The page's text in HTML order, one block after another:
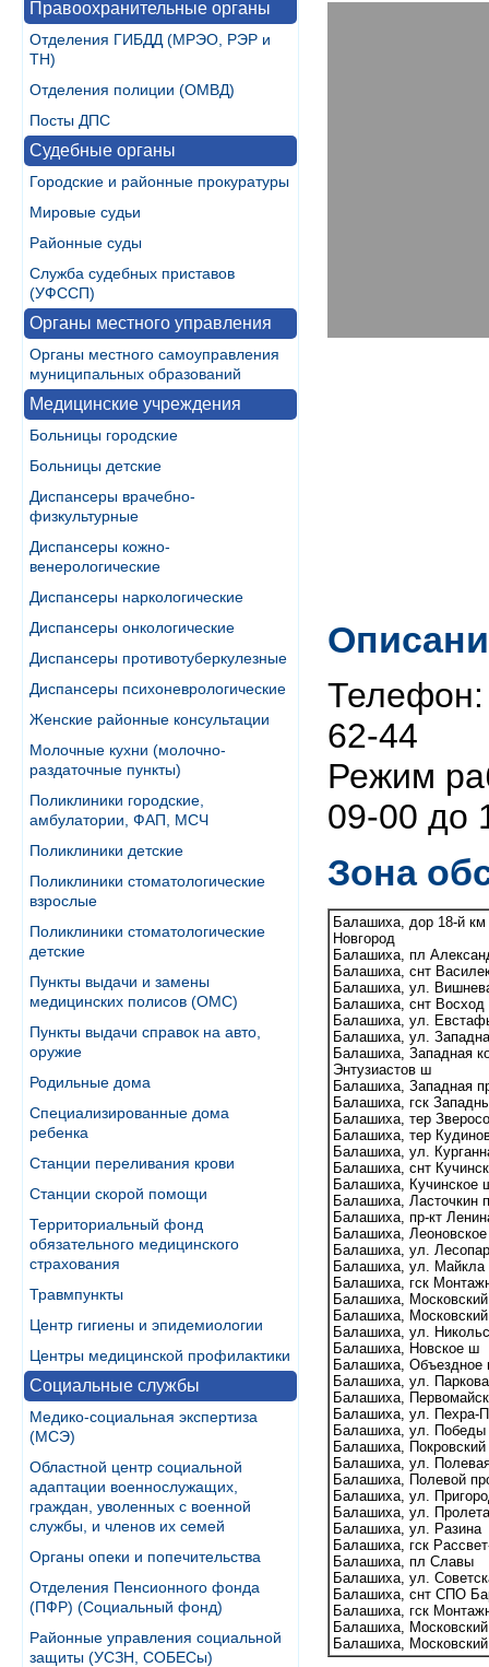
Правоохранительные органы
Отделения ГИБДД (МРЭО, РЭР и
ТН)
Отделения полиции (ОМВД)
Посты ДПС
Судебные органы
Городские и районные прокуратуры
Мировые судьи
Районные суды
Служба судебных приставов
(УФССП)
Органы местного управления
Органы местного самоуправления
муниципальных образований
Медицинские учреждения
Больницы городские
Больницы детские
Диспансеры врачебно-
физкультурные
Диспансеры кожно-
венерологические
Диспансеры наркологические
Диспансеры онкологические
Диспансеры противотуберкулезные
Диспансеры психоневрологические
Женские районные консультации
Молочные кухни (молочно-
раздаточные пункты)
Поликлиники городские,
амбулатории, ФАП, МСЧ
Поликлиники детские
Поликлиники стоматологические
взрослые
Поликлиники стоматологические
детские
Пункты выдачи и замены
медицинских полисов (ОМС)
Пункты выдачи справок на авто,
оружие
Родильные дома
Специализированные дома
ребенка
Станции переливания крови
Станции скорой помощи
Территориальный фонд
обязательного медицинского
страхования
Травмпункты
Центр гигиены и эпидемиологии
Центры медицинской профилактики
Социальные службы
Медико-социальная экспертиза
(МСЭ)
Областной центр социальной
адаптации военнослужащих,
граждан, уволенных с военной
службы, и членов их семей
Органы опеки и попечительства
Отделения Пенсионного фонда
(ПФР) (Социальный фонд)
Районные управления социальной
защиты (УСЗН, СОБЕСы)
62-44
Режим
09-00 до
Зона
Балашиха, дор 18-й
Новгород
Балашиха, пл
Балашиха, снт
Балашиха, ул.
Балашиха, снт Восход
Балашиха, ул.
Балашиха, ул.
Балашиха, Западная
Энтузиастов ш
Балашиха, Западная
Балашиха, гск
Балашиха, тер
Балашиха, тер
Балашиха, ул.
Балашиха, снт
Балашиха, Кучинское
Балашиха, Ласточкин
Балашиха, пр-кт
Балашиха,
Балашиха, ул.
Балашиха, ул. Майкла
Балашиха, гск
Балашиха,
Балашиха,
Балашиха, ул.
Балашиха, Новское ш
Балашиха, Объездное
Балашиха, ул.
Балашиха,
Балашиха, ул. Пехра-
Балашиха, ул. Победы
Балашиха, Покровский
Балашиха, ул.
Балашиха, Полевой
Балашиха, ул.
Балашиха, ул.
Балашиха, ул. Разина
Балашиха, гск
Балашиха, пл Славы
Балашиха, ул.
Балашиха, снт СПО
Балашиха, гск
Балашиха,
Балашиха,